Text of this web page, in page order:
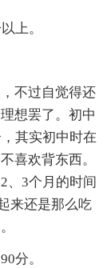
上。
不过自觉得还
想罢了。初中
其实初中时在
喜欢背东西。
、3个月的时间
来还是那么吃
分。